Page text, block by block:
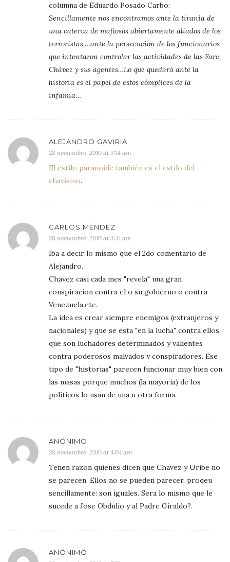
columna de Eduardo Posado Carbo:
Sencillamente nos encontramos ante la tiranía de
una caterva de mafiosos abiertamente aliados de los
terroristas,…ante la persecución de los funcionarios
que intentaron controlar las actividades de las Farc,
Chávez y sus agentes…Lo que quedará ante la
historia es el papel de estos cómplices de la
infamia…
ALEJANDRO GAVIRIA
28 noviembre, 2010 at 3:14 am
El estilo paranoide también es el estilo del
chavismo.
CARLOS MÉNDEZ
28 noviembre, 2010 at 3:41 am
Iba a decir lo mismo que el 2do comentario de
Alejandro.
Chavez casi cada mes "revela" una gran
conspiracion contra el o su gobierno o contra
Venezuela,etc.
La idea es crear siempre enemigos (extranjeros y
nacionales) y que se esta "en la lucha" contra ellos,
que son luchadores determinados y valientes
contra poderosos malvados y conspiradores. Ese
tipo de "historias" parecen funcionar muy bien con
las masas porque muchos (la mayoria) de los
politicos lo usan de una u otra forma.
ANÓNIMO
28 noviembre, 2010 at 4:04 am
Tenen razon quienes dicen que Chavez y Uribe no
se parecen. Ellos no se pueden parecer, proqeu
sencillamente: son iguales. Sera lo mismo que le
sucede a Jose Obdulio y al Padre Giraldo?.
ANÓNIMO